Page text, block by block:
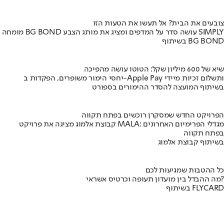
צובעים את הבית? אל תעשו את הטעות הזו
מומחה BG BOND עושה סדר על המדפים ומציג את מותג הצבע SIMPLY
בשיתוף BG BOND
שיא של 600 מיליון שקל: הטוטו עושה מהפיכה
יחסי הימור משופרים, הפקדות ב-Apple Pay ותשלום זכיות מיידי
בשיתוף המועצה להסדר ההימורים בספורט
הפרויקט החדש שמסקרן רוכשים בפתח תקווה
קבוצת אלמוג מציגה את פרויקט MALA: מגדלי הפרימיום האחרונים
בפתח תקווה
בשיתוף קבוצת אלמוג
כל ההטבות שמגיעות לכם
מה ההבדל בין מועדון תעופה וכרטיס אשראי?
בשיתוף FLYCARD